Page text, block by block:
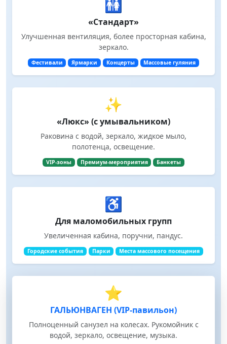
🚻
«Стандарт»
Улучшенная вентиляция, более просторная кабина,
зеркало.
Фестивали Ярмарки Концерты Массовые гуляния
✨
«Люкс» (с умывальником)
Раковина с водой, зеркало, жидкое мыло,
полотенца, освещение.
VIP-зоны Премиум-мероприятия Банкеты
♿
Для маломобильных групп
Увеличенная кабина, поручни, пандус.
Городские события Парки Места массового посещения
⭐
ГАЛЬЮНВАГЕН (VIP-павильон)
Полноценный санузел на колесах. Рукомойник с
водой, зеркало, освещение, музыка.